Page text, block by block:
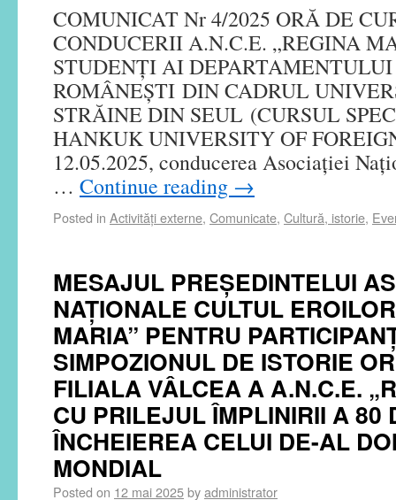
COMUNICAT Nr 4/2025 ORĂ DE
CONDUCERII A.N.C.E. „REGINA
STUDENȚI AI
ROMÂNEȘTI DIN CADRUL
STRĂINE DIN SEUL (CURSUL
HANKUK UNIVERSITY OF
12.05.2025, conducerea Asociației
… Continue reading →
Posted in Activităţi externe, Comunicate, Cultură, istorie,
MESAJUL PREȘEDINTELUI
NAȚIONALE CULTUL
MARIA” PENTRU
SIMPOZIONUL DE ISTORIE
FILIALA VÂLCEA A A.N.C.E.
CU PRILEJUL ÎMPLINIRII A 80
ÎNCHEIEREA CELUI DE-AL
MONDIAL
Posted on 12 mai 2025byadministrator